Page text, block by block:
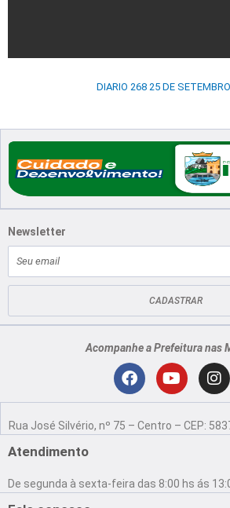
DIARIO 268 25 DE
Newsletter
mail
CADASTRAR
Acompanhe a Prefeitura nas
F
c
o
o
Y
u
b
e
I
n
s
g
r
Rua José Silvério, nº 75 – Centro – CEP:
Atendimento
De segunda à sexta-feira das 8:00 hs ás